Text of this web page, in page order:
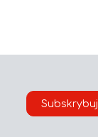
Subskrybuj